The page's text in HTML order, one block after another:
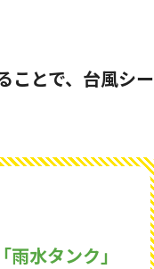
ことで、台風シー
水タンク」